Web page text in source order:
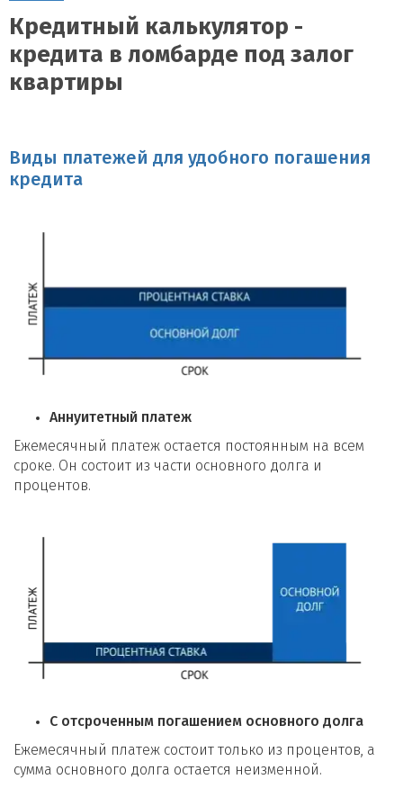
Кредитный калькулятор -
кредита в ломбарде под залог
квартиры
Виды платежей для удобного погашения
кредита
Аннуитетный платеж
Ежемесячный платеж остается постоянным на всем
сроке. Он состоит из части основного долга и
процентов.
С отсроченным погашением основного долга
Ежемесячный платеж состоит только из процентов, а
сумма основного долга остается неизменной.